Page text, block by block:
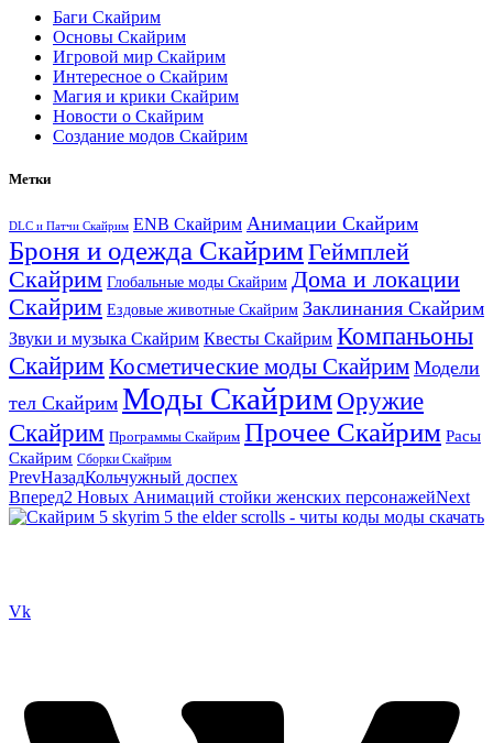
Баги Скайрим
Основы Скайрим
Игровой мир Скайрим
Интересное о Скайрим
Магия и крики Скайрим
Новости о Скайрим
Создание модов Скайрим
Метки
DLC и Патчи Скайрим ENB Скайрим Анимации Скайрим
Броня и одежда СкайримГеймплей
Скайрим Глобальные моды Скайрим Дома и локации
Скайрим Ездовые животные Скайрим Заклинания Скайрим
Звуки и музыка Скайрим Квесты Скайрим Компаньоны
Скайрим Косметические моды Скайрим Модели
тел Скайрим Моды Скайрим Оружие
Скайрим Программы Скайрим Прочее Скайрим Расы
Скайрим Сборки Скайрим
PrevНазадКольчужный доспех
Вперед2 Новых Анимаций стойки женских персонажейNext
Vk